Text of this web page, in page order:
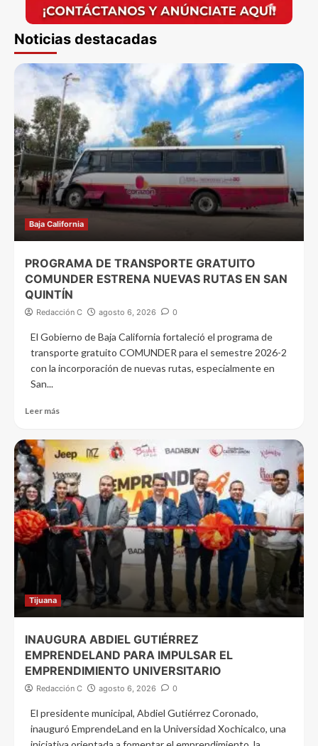
Noticias destacadas
Baja California
PROGRAMA DE TRANSPORTE GRATUITO
COMUNDER ESTRENA NUEVAS RUTAS EN SAN
QUINTÍN
Redacción C agosto 6, 2026 0
El Gobierno de Baja California fortaleció el programa de
transporte gratuito COMUNDER para el semestre 2026-2
con la incorporación de nuevas rutas, especialmente en
San...
Leer más
Tijuana
INAUGURA ABDIEL GUTIÉRREZ
EMPRENDELAND PARA IMPULSAR EL
EMPRENDIMIENTO UNIVERSITARIO
Redacción C agosto 6, 2026 0
El presidente municipal, Abdiel Gutiérrez Coronado,
inauguró EmprendeLand en la Universidad Xochicalco, una